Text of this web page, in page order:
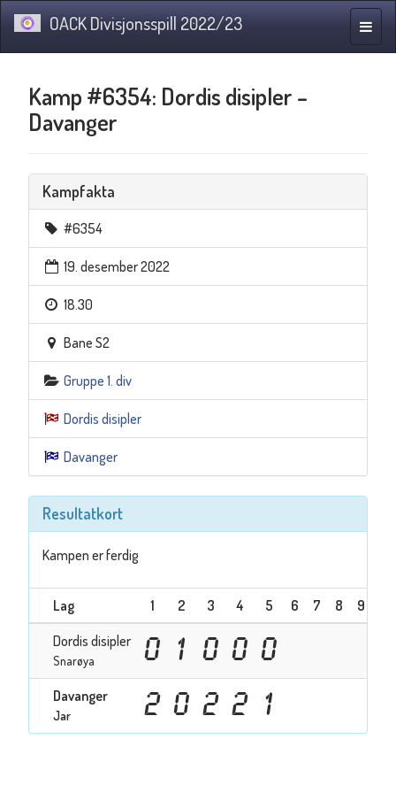
OACK Divisjonsspill 2022/23
Kamp #6354: Dordis disipler –
Davanger
Kampfakta
#6354
19. desember 2022
18.30
Bane S2
Gruppe 1. div
Dordis disipler
Davanger
Resultatkort
Kampen er ferdig
Lag 1 2 3 4 5 6 7 8 9
Dordis disipler
Snarøya 0 1 0 0 0
Davanger
Jar 2 0 2 2 1